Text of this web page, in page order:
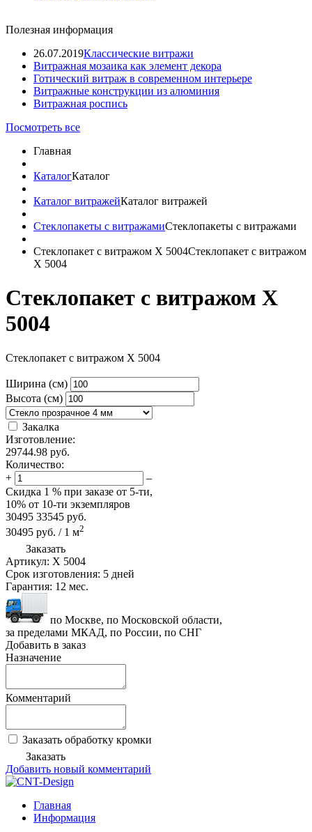
Полезная информация
26.07.2019Классические витражи
Витражная мозаика как элемент декора
Готический витраж в современном интерьере
Витражные конструкции из алюминия
Витражная роспись
Посмотреть все
Главная
КаталогКаталог
Каталог витражейКаталог витражей
Стеклопакеты с витражамиСтеклопакеты с витражами
Стеклопакет с витражом X 5004Стеклопакет с витражом
X 5004
Стеклопакет с витражом X
5004
Стеклопакет с витражом X 5004
Ширина (см)
Высота (см)
Закалка
Изготовление:
29744.98 руб.
Количество:
+
–
Скидка 1 % при заказе от 5-ти,
10% от 10-ти экземпляров
30495 33545 руб.
30495 руб. / 1 м2
Заказать
Артикул: X 5004
Срок изготовления: 5 дней
Гарантия: 12 мес.
по Москве, по Московской области,
за пределами МКАД, по России, по СНГ
Добавить в заказ
Назначение
Комментарий
Заказать обработку кромки
Заказать
Добавить новый комментарий
Главная
Информация